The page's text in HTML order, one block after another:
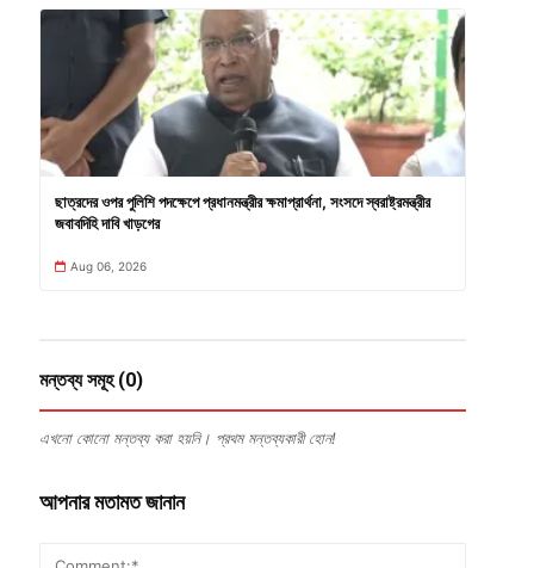
ছাত্রদের ওপর পুলিশি পদক্ষেপে প্রধানমন্ত্রীর ক্ষমাপ্রার্থনা, সংসদে স্বরাষ্ট্রমন্ত্রীর
জবাবদিহি দাবি খাড়গের
Aug 06, 2026
মন্তব্য সমূহ (0)
এখনো কোনো মন্তব্য করা হয়নি। প্রথম মন্তব্যকারী হোন!
আপনার মতামত জানান